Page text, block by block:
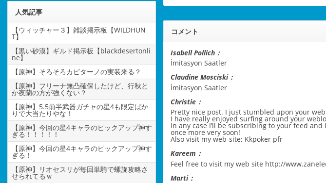
コメント
Isabell Pollich：
İmitasyon Saatler
Claudine Mosciski：
İmitasyon Saatler
Christie：
Pretty nice post. I just stumbled upon your
I have really enjoyed surfing around your
In any case I’ll be subscribing to your feed
once more very soon!
Also visit my web-site; Kkpoker pfr
Kareem：
Feel free to visit my web site http://
Marti：
人気記事
【ウィッチャー３】雑談掲示板【WILDHUN
T】
【黒い砂漠】ギルド掲示板【blackdesertonli
ne】
【原神】そろそろカピターノの実装来る？
【原神】フリーナ無凸確保したけど、行秋と
か夜蘭の方が強くない？
【原神】5.5前半武器ガチャの星4も限定ばか
りで大当たりやな！
【原神】今回の星4キャラのピックアップ神す
ぎる！！！！！
【原神】今回の星4キャラのピックアップ神す
ぎる！
【原神】リオセスリが毎回単騎で螺旋攻略さ
せられてるｗ